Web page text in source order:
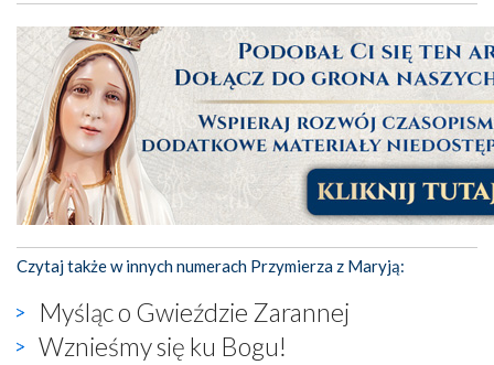
Czytaj także w innych numerach Przymierza z Maryją:
Myśląc o Gwieździe Zarannej
Wznieśmy się ku Bogu!